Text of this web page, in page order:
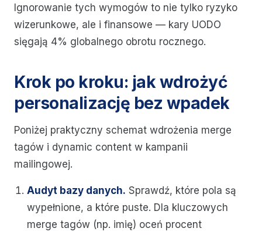
Ignorowanie tych wymogów to nie tylko ryzyko
wizerunkowe, ale i finansowe — kary UODO
sięgają 4% globalnego obrotu rocznego.
Krok po kroku: jak wdrożyć
personalizację bez wpadek
Poniżej praktyczny schemat wdrożenia merge
tagów i dynamic content w kampanii
mailingowej.
Audyt bazy danych. Sprawdź, które pola są
wypełnione, a które puste. Dla kluczowych
merge tagów (np. imię) oceń procent